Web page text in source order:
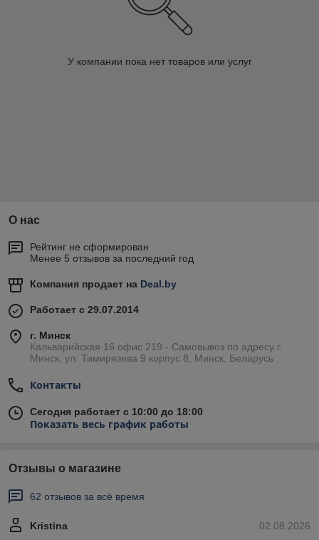
У компании пока нет товаров или услуг
О нас
Рейтинг не сформирован
Менее 5 отзывов за последний год
Компания продает на Deal.by
Работает с 29.07.2014
г. Минск
Кальварийская 16 офис 219 - Самовывоз по адресу г.
Минск, ул. Тимирязева 9 корпус 8, Минск, Беларусь
Контакты
Сегодня работает с 10:00 до 18:00
Показать весь график работы
Отзывы о магазине
62 отзывов за всё время
02.08.2026
Kristina